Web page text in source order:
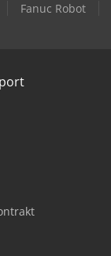
Fanuc Robot